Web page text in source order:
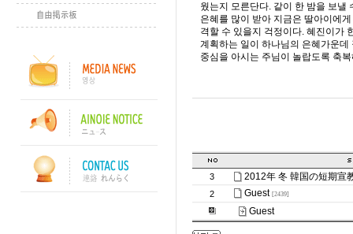
웠는지 모른단다. 같이 한 밤을 보낼
은혜를 많이 받아 지금은 딸아이에
격할 수 있을지 걱정이다. 혜진이가
계획하는 일이 하나님의 은혜가운
중심을 아시는 주님이 놀랍도록 축
3 2012年 冬 韓国の短期宣
2 Guest [2439]
Guest